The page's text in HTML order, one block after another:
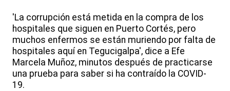
'La corrupción está metida en la compra de los
hospitales que siguen en Puerto Cortés, pero
muchos enfermos se están muriendo por falta de
hospitales aquí en Tegucigalpa', dice a Efe
Marcela Muñoz, minutos después de practicarse
una prueba para saber si ha contraído la COVID-
19.